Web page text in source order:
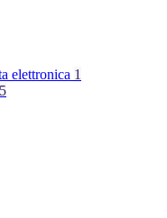
elettronica 1